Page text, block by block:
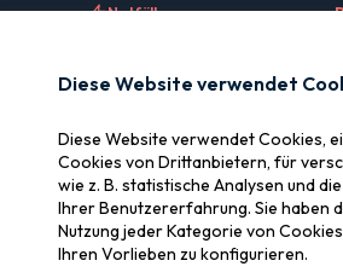
Notfälle
NÜTZLICHE
Versicherung &
Warum SOS Data
Cookies verwalten
Diese Website verwendet
Diese Website verwendet Cookies,
Cookies von Drittanbietern, für
wie z. B. statistische Analysen und
Ihrer Benutzererfahrung. Sie haben
Nutzung jeder Kategorie von
Ihren Vorlieben zu konfigurieren.